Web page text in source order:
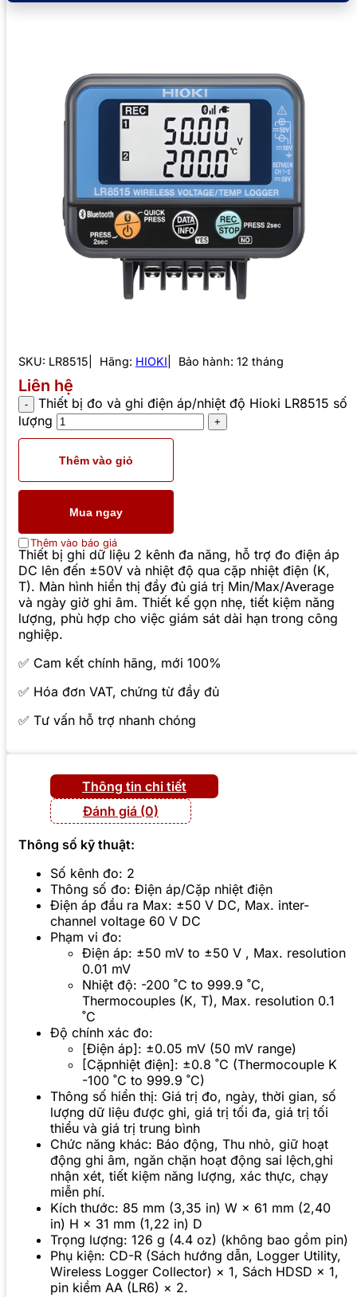
SKU: LR8515 Hãng: HIOKI Bảo hành: 12 tháng
Liên hệ
Thiết bị đo và ghi điện áp/nhiệt độ Hioki LR8515 số
lượng
Thêm vào giỏ
Mua ngay
Thêm vào báo giá
Thiết bị ghi dữ liệu 2 kênh đa năng, hỗ trợ đo điện áp
DC lên đến ±50V và nhiệt độ qua cặp nhiệt điện (K,
T). Màn hình hiển thị đầy đủ giá trị Min/Max/Average
và ngày giờ ghi âm. Thiết kế gọn nhẹ, tiết kiệm năng
lượng, phù hợp cho việc giám sát dài hạn trong công
nghiệp.
✅ Cam kết chính hãng, mới 100%
✅ Hóa đơn VAT, chứng từ đầy đủ
✅ Tư vấn hỗ trợ nhanh chóng
Thông tin chi tiết
Đánh giá (0)
Thông số kỹ thuật:
Số kênh đo: 2
Thông số đo: Điện áp/Cặp nhiệt điện
Điện áp đầu ra Max: ±50 V DC, Max. inter-
channel voltage 60 V DC
Phạm vi đo:
Điện áp: ±50 mV to ±50 V , Max. resolution
0.01 mV
Nhiệt độ: -200 ˚C to 999.9 ˚C,
Thermocouples (K, T), Max. resolution 0.1
˚C
Độ chính xác đo:
[Điện áp]: ±0.05 mV (50 mV range)
[Cặpnhiệt điện]: ±0.8 ˚C (Thermocouple K
-100 ˚C to 999.9 ˚C)
Thông số hiển thị: Giá trị đo, ngày, thời gian, số
lượng dữ liệu được ghi, giá trị tối đa, giá trị tối
thiểu và giá trị trung bình
Chức năng khác: Báo động, Thu nhỏ, giữ hoạt
động ghi âm, ngăn chặn hoạt động sai lệch,ghi
nhận xét, tiết kiệm năng lượng, xác thực, chạy
miễn phí.
Kích thước: 85 mm (3,35 in) W × 61 mm (2,40
in) H × 31 mm (1,22 in) D
Trọng lượng: 126 g (4.4 oz) (không bao gồm pin)
Phụ kiện: CD-R (Sách hướng dẫn, Logger Utility,
Wireless Logger Collector) × 1, Sách HDSD × 1,
pin kiềm AA (LR6) × 2.